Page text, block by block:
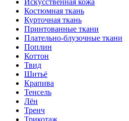
Искусственная кожа
Костюмная ткань
Курточная ткань
Принтованные ткани
Плательно-блузочные ткани
Поплин
Коттон
Твид
Шитьё
Крапива
Тенсель
Лён
Тренч
Трикотаж